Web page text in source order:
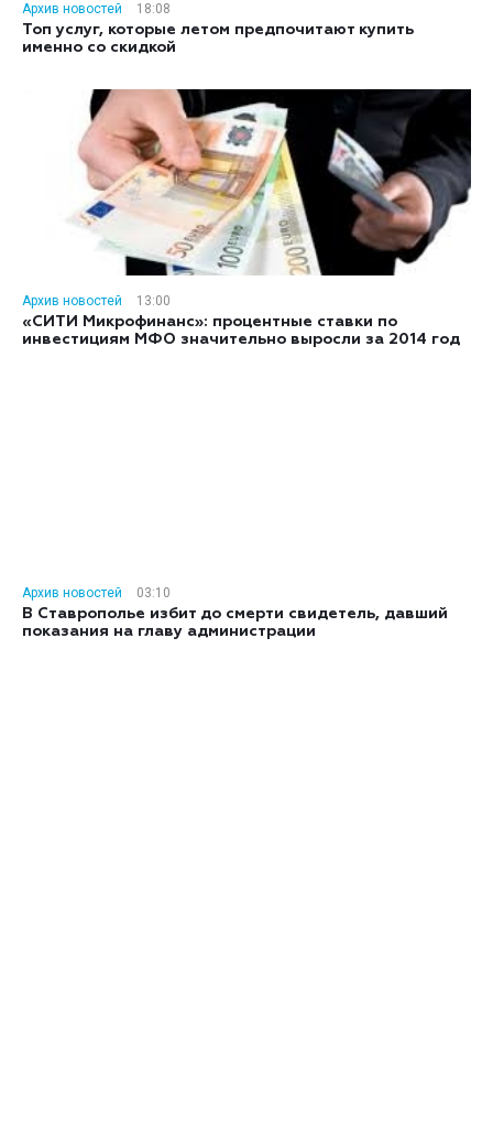
Архив новостей
18:08
Топ услуг, которые летом предпочитают купить
именно со скидкой
Архив новостей
13:00
«СИТИ Микрофинанс»: процентные ставки по
инвестициям МФО значительно выросли за 2014 год
Архив новостей
03:10
В Ставрополье избит до смерти свидетель, давший
показания на главу администрации